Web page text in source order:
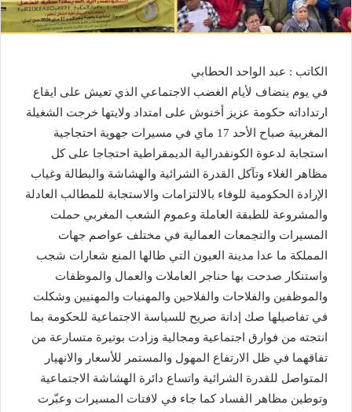
الكاتب : عبد الواحد الحطابي
في يوم ينضاف لأيام الغضب الاجتماعي الذي تعيش على ايقاع
ارتداداته حكومة عزيز أخنوش على امتداد ولايتها خرجت الشغيلة
المغربية صباح الأحد 17 ماي في مسيرات جهوية احتجاجية
استجابة لدعوة الكونفدرالية الديمقراطية احتجاجا على كل
مظاهر الغلاء وتآكل القدرة الشرائية والهشاشة والبطالة وغياب
الإرادة الحكومية للوفاء بالالتزامات والاستجابة للمطالب العادلة
والمشروعة للطبقة العاملة وعموم الشعب المغربي حملت
المسيرات والتجمعات العمالية في مختلف عواصم جهات
المملكة ما عدا مدينة العيون التي طالها المنع شعارات شجب
واستنكار صدحت بها حناجر العاملات والعمال والموظفات
والموظفين والفلاحات والفلاحين والمهنيات والمهنيين وشكلت
في تفاصيلها صك إدانة صريح للسياسة الاجتماعية للحكومة بما
انتجته من فوارق اجتماعية ومجالية وزادت بوتيرة متسارعة من
تفاقهما في ظل الارتفاع المهول والمستمر للأسعار والانهيار
المتواصل للقدرة الشرائية واتساع دائرة الهشاشة الاجتماعية
وتوطين مظاهر الفساد كما جاء في لافتات المسيرات وعبّرت